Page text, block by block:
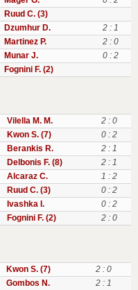
Ruud C. (3)
Dzumhur D.
2 : 1
Martinez P.
2 : 0
Munar J.
0 : 2
Fognini F. (2)
Vilella M. M.
2 : 0
Kwon S. (7)
0 : 2
Berankis R.
2 : 1
Delbonis F. (8)
2 : 1
Alcaraz C.
1 : 2
Ruud C. (3)
0 : 2
Ivashka I.
0 : 2
Fognini F. (2) 2 : 0
Kwon S. (7)
2 : 0
Gombos N.
2 : 1